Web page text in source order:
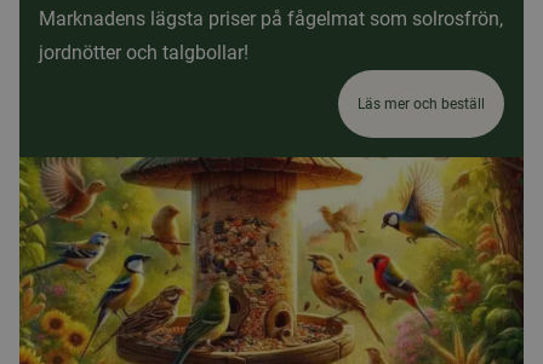
Marknadens lägsta priser på fågelmat som solrosfrön,
jordnötter och talgbollar!
Läs mer och beställ